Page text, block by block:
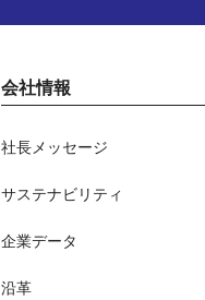
会社情報
社長メッセージ
サステナビリティ
企業データ
沿革